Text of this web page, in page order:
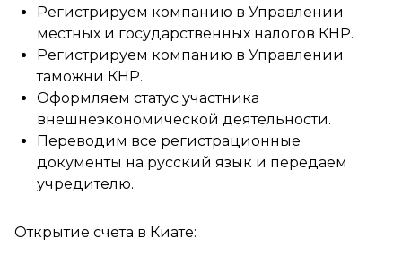
Регистрируем компанию в Управлении
местных и государственных налогов КНР.
Регистрируем компанию в Управлении
таможни КНР.
Оформляем статус участника
внешнеэкономической деятельности.
Переводим все регистрационные
документы на русский язык и передаём
учредителю.
Открытие счета в Киате: